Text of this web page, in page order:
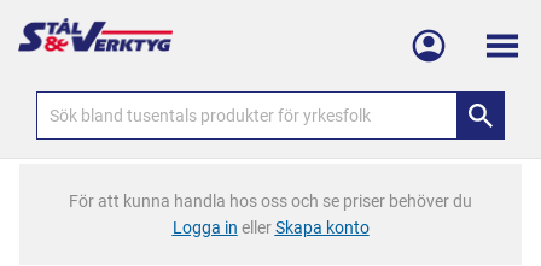
Meny
För att kunna handla hos oss och se priser behöver du
Logga in ellerSkapa konto